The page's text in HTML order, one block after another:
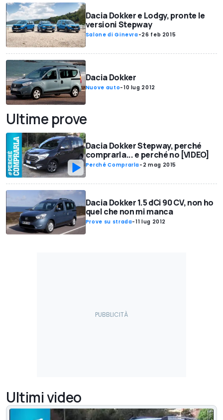
Dacia Dokker e Lodgy, pronte le
versioni Stepway
Salone di Ginevra-26 feb 2015
Dacia Dokker
Nuove auto-10 lug 2012
Ultime prove
Dacia Dokker Stepway, perché
comprarla... e perché no [VIDEO]
Perché Comprarla- 2 mag 2015
Dacia Dokker 1.5 dCi 90 CV, non ho
quel che non mi manca
Prove su strada-11 lug 2012
Ultimi video